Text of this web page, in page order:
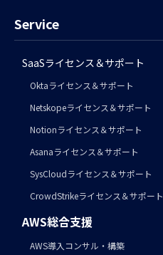
Service
SaaSライセンス＆サポート
Oktaライセンス＆サポート
Netskopeライセンス＆サポート
Notionライセンス＆サポート
Asanaライセンス＆サポート
SysCloudライセンス＆サポート
CrowdStrikeライセンス＆サポート
AWS総合支援
AWS導入コンサル・構築